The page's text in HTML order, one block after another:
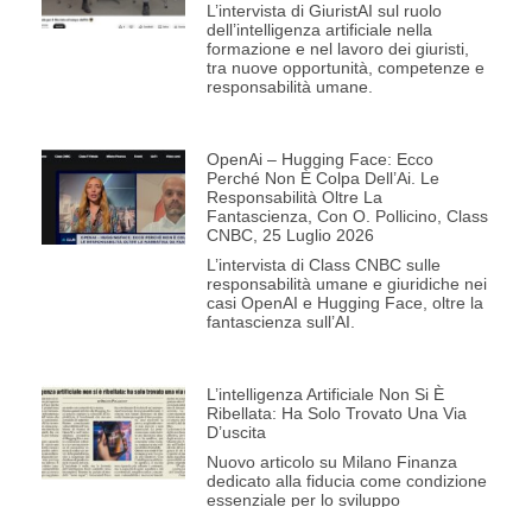
L’intervista di GiuristAI sul ruolo
dell’intelligenza artificiale nella
formazione e nel lavoro dei giuristi,
tra nuove opportunità, competenze e
responsabilità umane.
OpenAi – Hugging Face: Ecco
Perché Non È Colpa Dell’Ai. Le
Responsabilità Oltre La
Fantascienza, Con O. Pollicino, Class
CNBC, 25 Luglio 2026
L’intervista di Class CNBC sulle
responsabilità umane e giuridiche nei
casi OpenAI e Hugging Face, oltre la
fantascienza sull’AI.
L’intelligenza Artificiale Non Si È
Ribellata: Ha Solo Trovato Una Via
D’uscita
Nuovo articolo su Milano Finanza
dedicato alla fiducia come condizione
essenziale per lo sviluppo